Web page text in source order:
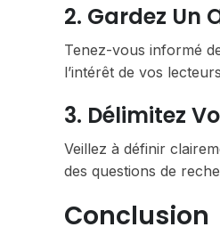
2. Gardez Un
Tenez-vous informé
l’intérêt de vos
3. Délimitez
Veillez à définir
des questions de
Conclusion